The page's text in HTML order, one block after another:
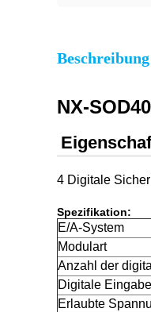
NX-
4 Digitale
Spezifikation:
E/A-System
Modulart
Anzahl der
Digitale
Erlaubte